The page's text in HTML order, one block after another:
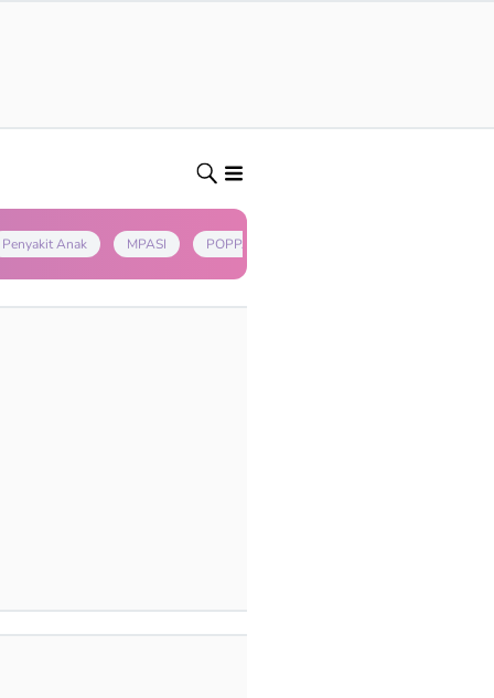
Penyakit Anak MPASI POPPAPA